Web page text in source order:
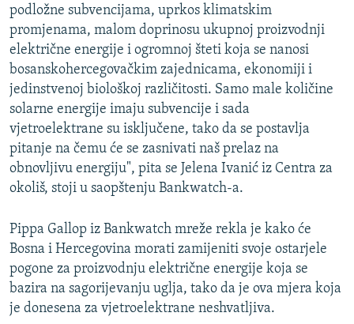
podložne subvencijama, uprkos klimatskim
promjenama, malom doprinosu ukupnoj proizvodnji
električne energije i ogromnoj šteti koja se nanosi
bosanskohercegovačkim zajednicama, ekonomiji i
jedinstvenoj biološkoj različitosti. Samo male količine
solarne energije imaju subvencije i sada
vjetroelektrane su isključene, tako da se postavlja
pitanje na čemu će se zasnivati naš prelaz na
obnovljivu energiju", pita se Jelena Ivanić iz Centra za
okoliš, stoji u saopštenju Bankwatch-a.
Pippa Gallop iz Bankwatch mreže rekla je kako će
Bosna i Hercegovina morati zamijeniti svoje ostarjele
pogone za proizvodnju električne energije koja se
bazira na sagorijevanju uglja, tako da je ova mjera koja
je donesena za vjetroelektrane neshvatljiva.